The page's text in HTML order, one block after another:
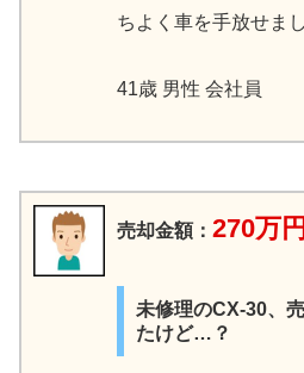
ちよく車を手放せまし
41歳 男性 会社員
売却金額： 270万円
未修理のCX-30、
たけど…？